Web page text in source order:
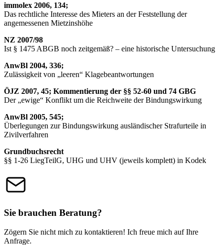
immolex 2006, 134;
Das rechtliche Interesse des Mieters an der Feststellung der
angemessenen Mietzinshöhe
NZ 2007/98
Ist § 1475 ABGB noch zeitgemäß? – eine historische Untersuchung
AnwBl 2004, 336;
Zulässigkeit von „leeren“ Klagebeantwortungen
ÖJZ 2007, 45; Kommentierung der §§ 52-60 und 74 GBG
Der „ewige“ Konflikt um die Reichweite der Bindungswirkung
AnwBl 2005, 545;
Überlegungen zur Bindungswirkung ausländischer Strafurteile in
Zivilverfahren
Grundbuchsrecht
§§ 1-26 LiegTeilG, UHG und UHV (jeweils komplett) in Kodek
Sie brauchen Beratung?
Zögern Sie nicht mich zu kontaktieren! Ich freue mich auf Ihre
Anfrage.